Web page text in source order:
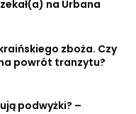
na Urbana
zboża. Czy
powrót tranzytu?
podwyżki? –